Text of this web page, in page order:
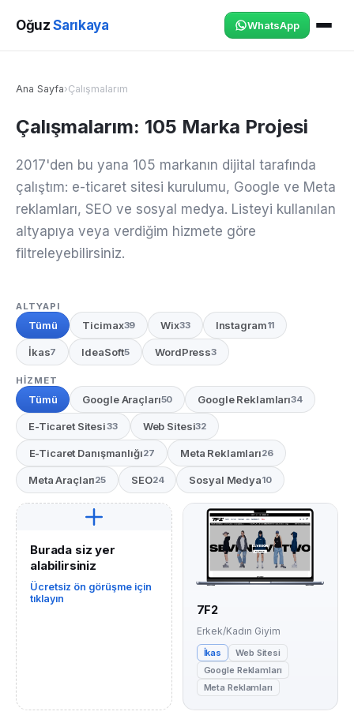
OğuzSarıkaya WhatsApp
Ana Sayfa›Çalışmalarım
Çalışmalarım: 105 Marka Projesi
2017'den bu yana 105 markanın dijital tarafında
çalıştım: e-ticaret sitesi kurulumu, Google ve Meta
reklamları, SEO ve sosyal medya. Listeyi kullanılan
altyapıya veya verdiğim hizmete göre
filtreleyebilirsiniz.
ALTYAPI
Tümü Ticimax39 Wix33 Instagram11
İkas7 IdeaSoft5 WordPress3
HIZMET
Tümü Google Araçları50 Google Reklamları34
E-Ticaret Sitesi33 Web Sitesi32
E-Ticaret Danışmanlığı27 Meta Reklamları26
Meta Araçları25 SEO24 Sosyal Medya10
Burada siz yer
alabilirsiniz
Ücretsiz ön görüşme için
tıklayın
7F2
Erkek/Kadın Giyim
İkas
Web Sitesi
Google Reklamları
Meta Reklamları